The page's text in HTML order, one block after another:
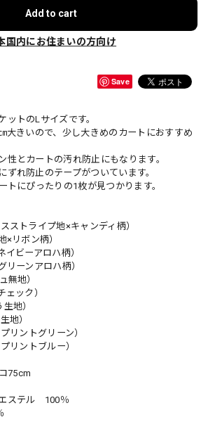
Add to cart
国内にお住まいの方向け
Save
ットのLサイズです。
大きいので、少し大きめのカートにおすすめ
性とカートの汚れ防止にもなります。
ずれ防止のテープがついています。
トにぴったりの1枚が見つかります。
トライプ地×キャンディ柄）
リボン柄）
ビーアロハ柄）
ーンアロハ柄）
無地）
ック）
地）
地）
リントグリーン）
リントブルー）
75cm
ステル 100％